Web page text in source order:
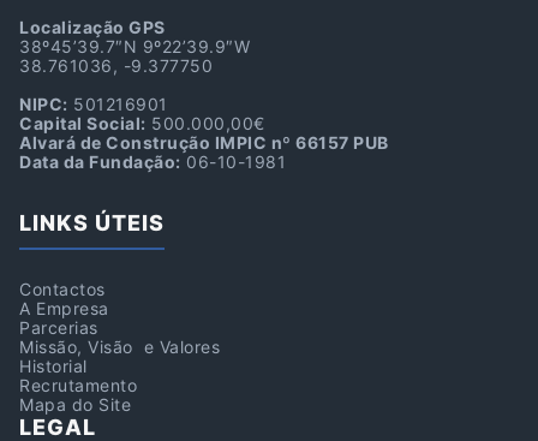
Localização GPS
38º45’39.7″N 9º22’39.9″W
38.761036, -9.377750
NIPC: 501216901
Capital Social: 500.000,00€
Alvará de Construção IMPIC nº 66157 PUB
Data da Fundação: 06-10-1981
LINKS ÚTEIS
Contactos
A Empresa
Parcerias
Missão, Visão e Valores
Historial
Recrutamento
Mapa do Site
LEGAL